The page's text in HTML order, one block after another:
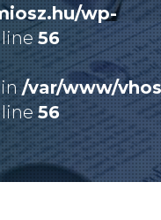
wp-
56
/var/www/
56